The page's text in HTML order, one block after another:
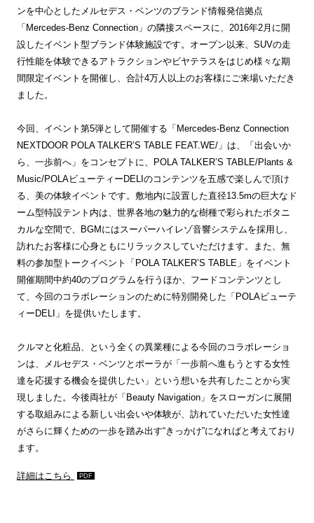
ンを中心としたメルセデス・ベンツのブランド情報発信拠点
「Mercedes-Benz Connection」の隣接スペースに、2016年2月に開
設したイベント型ブランド体験施設です。オープン以来、SUVの走
行性能を体験できるアトラクションやビヤテラスをはじめ様々な期
間限定イベントを開催し、合計4万人以上のお客様にご来場いただき
ました。
今回、イベント第5弾として開催する「Mercedes-Benz Connection
NEXTDOOR POLA TALKER’S TABLE FEAT.WE/」は、「出会いか
ら、一歩前へ」をコンセプトに、POLA TALKER’S TABLE/Plants &
Music/POLAビューティーDELIのコンテンツを五感で楽しんで頂け
る、美の体験イベントです。敷地内に設置した直径13.5mの巨大なド
ーム型特設テント内は、世界各地の魅力的な樹種で彩られたボタニ
カルな空間で、BGMにはスーパーハイレゾ音響システムを採用し、
訪れたお客様に心身ともにリラックスしていただけます。また、無
料の参加型トークイベント「POLA TALKER’S TABLE」をイベント
開催期間中約40のプログラムを行うほか、フードコンテンツとし
て、今回のコラボレーションのために特別開発した「POLAビューテ
ィーDELI」を提供いたします。
クルマと化粧品、という全くの異業種による今回のコラボレーショ
ンは、メルセデス・ベンツとポーラが「一歩前へ進もうとする女性
達を応援する機会を提供したい」という想いを共有したことから実
現しました。今後両社が「Beauty Navigation」をスローガンに展開
する取組みによる新しい出会いや体験が、訪れていただいた女性達
がさらに輝くための一歩を踏み出す“きっかけ”になればと考えており
ます。
詳細はこちら